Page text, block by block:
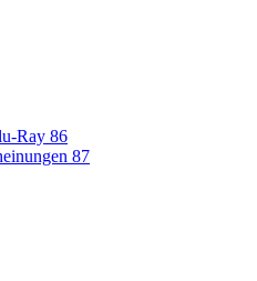
Ray 86
87